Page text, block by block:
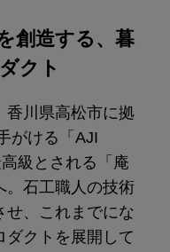
創造する、暮
クト
香川県高松市に拠
がける「AJI
級とされる「庵
。石工職人の技術
せ、これまでにな
ダクトを展開して